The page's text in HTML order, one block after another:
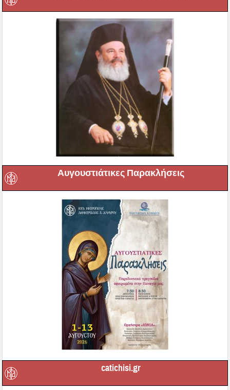
Αυγουστιάτικες Παρακλήσεις
catichisi.gr